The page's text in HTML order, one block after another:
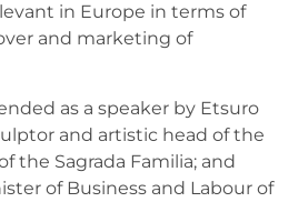
in Europe in terms of
and marketing of
as a speaker by Etsuro
and artistic head of the
the Sagrada Familia; and
of Business and Labour of